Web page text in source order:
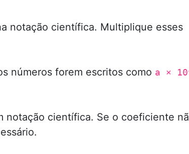
notação científica. Multiplique esses
números forem escritos como a ×
científica. Se o coeficiente